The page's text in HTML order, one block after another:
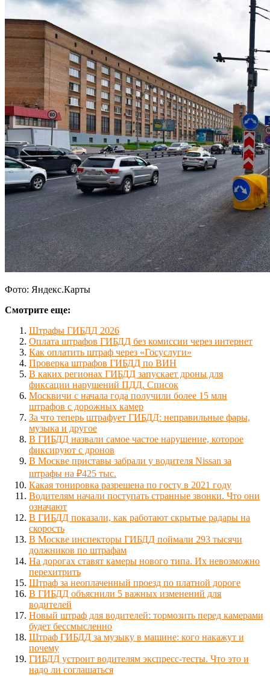
Фото: Яндекс.Карты
Смотрите еще:
Штрафы ГИБДД 2026
Оплата штрафов ГИБДД без комиссии через интернет
Как оплатить штраф через «Госуслуги»
Проверка штрафов ГИБДД по ВИН
В каких регионах ГИБДД запускает дроны для
фиксации нарушений ПДД. Список
Москвичи с начала года получили более 15 млн
штрафов с дорожных камер
За что теперь штрафует ГИБДД: неправильные фары,
музыка и другое
В ГИБДД назвали самое частое нарушение, которое
фиксируют с дронов
В Москве приставы забрали у водителя Nissan за
штрафы на ₽425 тыс.
Какая тонировка разрешена по госту в 2021 году
Водителям начали поступать странные звонки. Что они
означают
В ГИБДД показали, как работают скрытые радары на
скорость
В Москве инспекторы ГИБДД поймали 293 тысячи
должников по штрафам
На дорогах ставят камеры нового типа. Их невозможно
перехитрить
Штраф за неоплаченный проезд по платной дороге
В ГИБДД объяснили 5 важных изменений для
водителей
Новый штраф для водителей: тормозить перед камерами
будет бессмысленно
Штраф ГИБДД за музыку в машине: кого накажут и
почему
ГИБДД устроит водителям экспресс-тесты. Что это и
надо ли соглашаться